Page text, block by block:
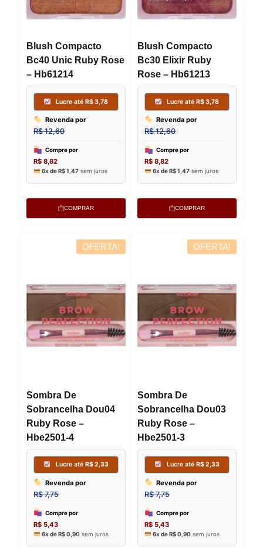
3,78
Revenda por
R$12,60
Compre por
R$
6x de 1,47
Blush Compacto
Bc40 Unic Ruby Rose
– Hb61214
COMPRAR
Blush Compacto
Bc30 Elixir Ruby
Rose – Hb61213
COMPRAR
OFERTA!
Sombra De
Sobrancelha Dou04
Ruby Rose –
Hbe2501-4
OFERTA!
Sombra De
Sobrancelha Dou03
Ruby Rose –
Hbe2501-3